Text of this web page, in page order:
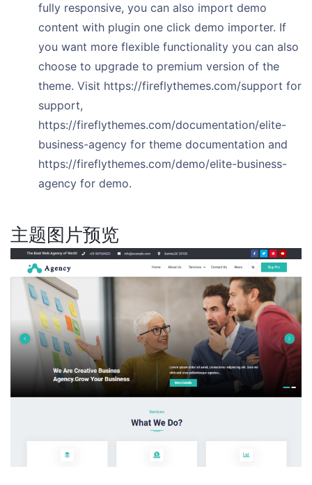
fully responsive, you can also import demo
content with plugin one click demo importer. If
you want more flexible functionality you can also
choose to upgrade to premium version of the
theme. Visit https://fireflythemes.com/support for
support,
https://fireflythemes.com/documentation/elite-
business-agency for theme documentation and
https://fireflythemes.com/demo/elite-business-
agency for demo.
主题图片预览